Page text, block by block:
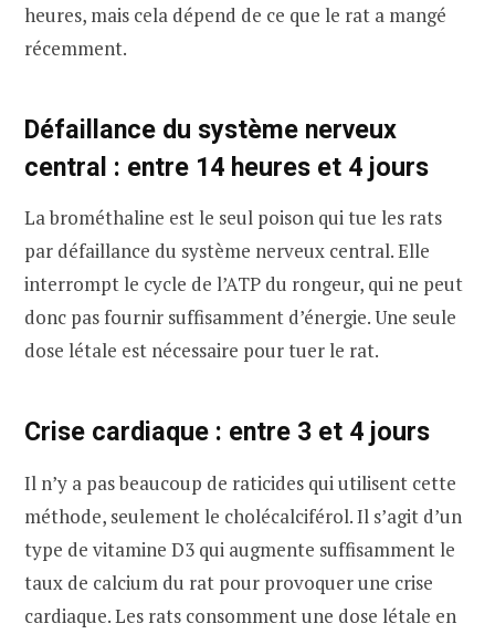
heures, mais cela dépend de ce que le rat a mangé
récemment.
Défaillance du système nerveux
central : entre 14 heures et 4 jours
La brométhaline est le seul poison qui tue les rats
par défaillance du système nerveux central. Elle
interrompt le cycle de l’ATP du rongeur, qui ne peut
donc pas fournir suffisamment d’énergie. Une seule
dose létale est nécessaire pour tuer le rat.
Crise cardiaque : entre 3 et 4 jours
Il n’y a pas beaucoup de raticides qui utilisent cette
méthode, seulement le cholécalciférol. Il s’agit d’un
type de vitamine D3 qui augmente suffisamment le
taux de calcium du rat pour provoquer une crise
cardiaque. Les rats consomment une dose létale en